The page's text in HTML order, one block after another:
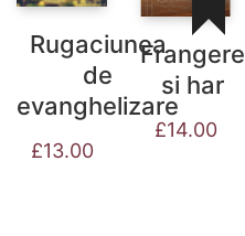
Rugaciunea
de
evanghelizare
£13.00
Frangere
si har
£14.00